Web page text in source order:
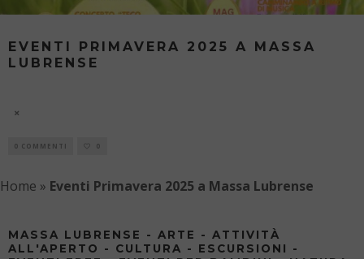
EVENTI PRIMAVERA 2025 A MASSA
LUBRENSE
0 COMMENTI 0
Home » Eventi Primavera 2025 a Massa Lubrense
MASSA LUBRENSE - ARTE - ATTIVITÀ
ALL'APERTO - CULTURA - ESCURSIONI -